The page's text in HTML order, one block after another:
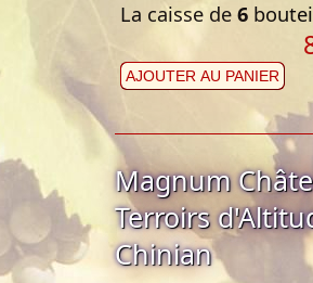
La caisse de 6
AJOUTER AU PANIER
Magnum
Terroirs
Chinian